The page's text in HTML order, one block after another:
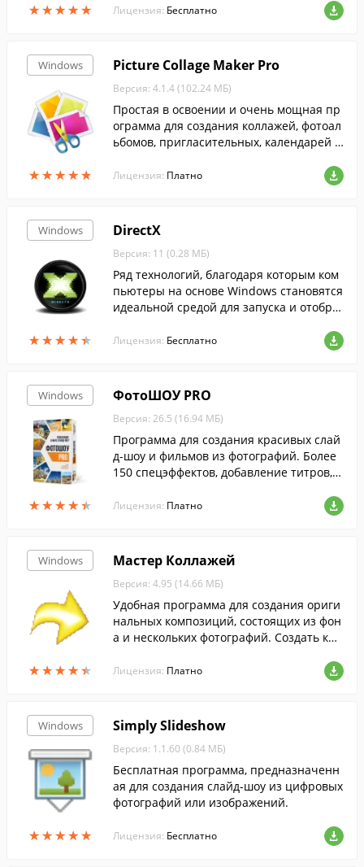
★★★★★
★★★★★
овать изображения из одного формата в
Лицензия: Бесплатно
Windows
★★★★★
★★★★★
Picture Collage Maker Pro
Версия: 4.1.4 (102.24 МБ)
Простая в освоении и очень мощная пр
ограмма для создания коллажей, фотоал
ьбомов, пригласительных, календарей и
Лицензия: Платно
Windows
★★★★★
★★★★★
DirectX
Версия: 11 (0.28 МБ)
Ряд технологий, благодаря которым ком
пьютеры на основе Windows становятся
идеальной средой для запуска и отобра
и мультимедиа....
Лицензия: Бесплатно
Windows
★★★★★
★★★★★
ФотоШОУ PRO
Версия: 26.5 (16.94 МБ)
Программа для создания красивых слай
д-шоу и фильмов из фотографий. Более
150 спецэффектов, добавление титров, з
дание 3D слайд-шоу и многое другое.
Лицензия: Платно
Windows
★★★★★
★★★★★
Мастер Коллажей
Версия: 4.95 (14.66 МБ)
Удобная программа для создания ориги
нальных композиций, состоящих из фон
а и нескольких фотографий. Создать кра
ро и просто. Программа включает боль
Лицензия: Платно
Windows
★★★★★
★★★★★
Simply Slideshow
Версия: 1.1.60 (0.84 МБ)
Бесплатная программа, предназначенн
ая для создания слайд-шоу из цифровых
фотографий или изображений.
Лицензия: Бесплатно